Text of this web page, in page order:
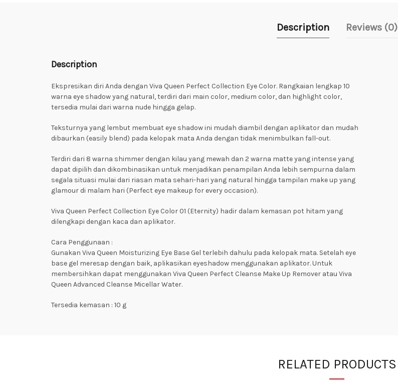
Description Reviews (0)
Description
Ekspresikan diri Anda dengan Viva Queen Perfect Collection Eye Color. Rangkaian lengkap 10
warna eye shadow yang natural, terdiri dari main color, medium color, dan highlight color,
tersedia mulai dari warna nude hingga gelap.
Teksturnya yang lembut membuat eye shadow ini mudah diambil dengan aplikator dan mudah
dibaurkan (easily blend) pada kelopak mata Anda dengan tidak menimbulkan fall-out.
Terdiri dari 8 warna shimmer dengan kilau yang mewah dan 2 warna matte yang intense yang
dapat dipilih dan dikombinasikan untuk menjadikan penampilan Anda lebih sempurna dalam
segala situasi mulai dari riasan mata sehari-hari yang natural hingga tampilan make up yang
glamour di malam hari (Perfect eye makeup for every occasion).
Viva Queen Perfect Collection Eye Color 01 (Eternity) hadir dalam kemasan pot hitam yang
dilengkapi dengan kaca dan aplikator.
Cara Penggunaan :
Gunakan Viva Queen Moisturizing Eye Base Gel terlebih dahulu pada kelopak mata. Setelah eye
base gel meresap dengan baik, aplikasikan eyeshadow menggunakan aplikator. Untuk
membersihkan dapat menggunakan Viva Queen Perfect Cleanse Make Up Remover atau Viva
Queen Advanced Cleanse Micellar Water.
Tersedia kemasan : 10 g
RELATED PRODUCTS